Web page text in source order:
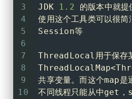
3
4
5
6
7
8
9
10
JDK
1.2 的版本中就
使用这个工具类可以很
Session等
ThreadLocal用于保存
共享变量。而这个map
不同线程只能从中get，